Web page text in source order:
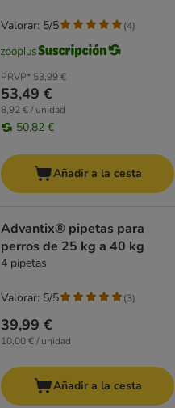
PRVP* 53,99 €
53,49 €
8,92 € / unidad
50,82 €
Valorar: 5/5 (4)
Añadir a la cesta
Advantix® pipetas para
perros de 25 kg a 40 kg
4 pipetas
39,99 €
10,00 € / unidad
Valorar: 5/5 (3)
Añadir a la cesta